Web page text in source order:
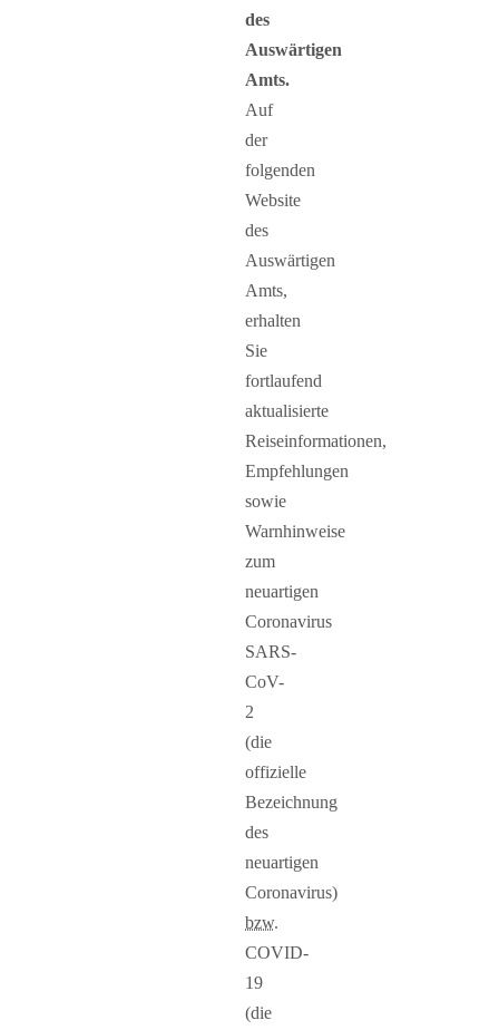
des
Auswärtigen
Amts.
Auf
der
folgenden
Website
des
Auswärtigen
Amts,
erhalten
Sie
fortlaufend
aktualisierte
Reiseinformationen,
Empfehlungen
sowie
Warnhinweise
zum
neuartigen
Coronavirus
SARS-
CoV-
2
(die
offizielle
Bezeichnung
des
neuartigen
Coronavirus)
bzw.
COVID-
19
(die